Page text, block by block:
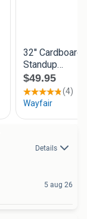
Details
5 aug 26